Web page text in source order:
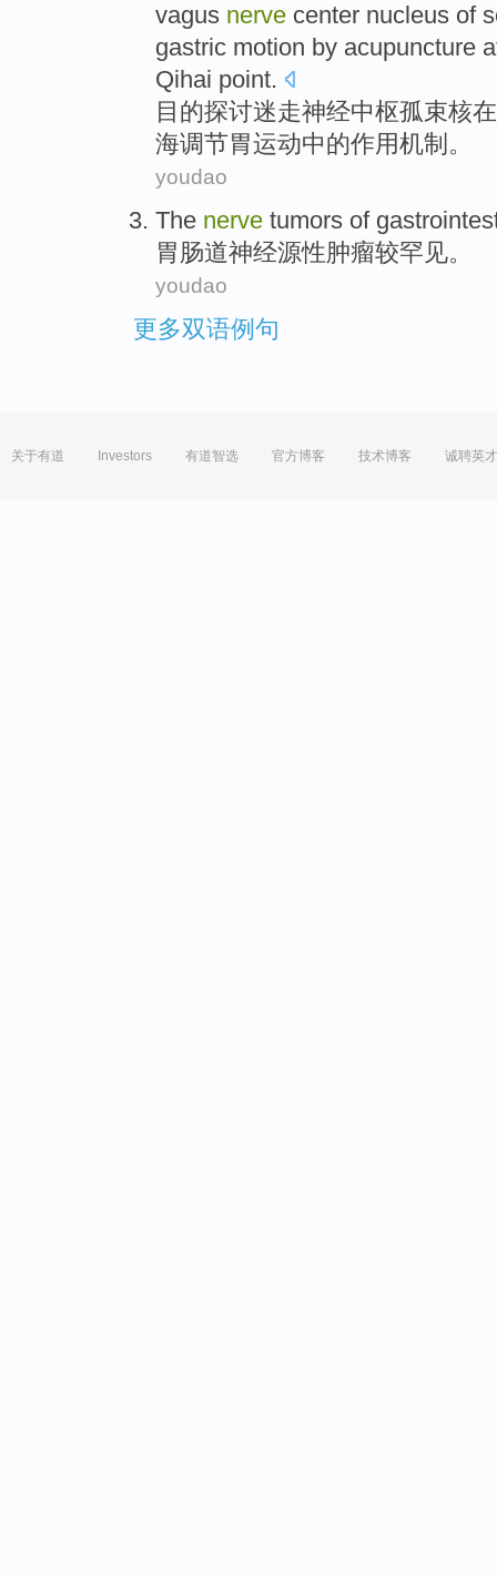
vagus nerve center nucleus of
gastric motion by acupuncture
Qihai point.
目的探讨迷走神经中枢孤束核在
海调节胃运动中的作用机制 。
youdao
The nerve tumors of
胃肠道神经源性肿瘤较罕见。
youdao
更多双语例句
关于有道 Investors 有道智选 官方博客 技术博客 诚聘英才